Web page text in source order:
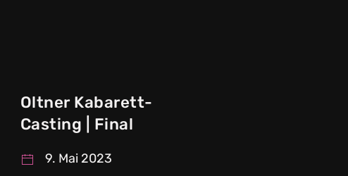
Oltner Kabarett-
Casting | Final
9. Mai 2023